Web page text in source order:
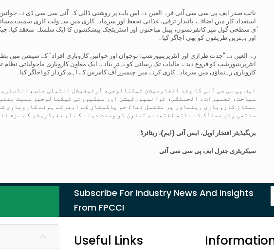
نائب صدر ایف پی سی سی آئی قرۃ العین نے اس بات پر روشنی ڈالی کہ آئی سی سی ڈی نے خواتین اور
استعداد کار میں اضافے، پائیدار ترقی، غذائی تحفظ اور سرمایہ کاری میں سہولت کاری سمیت
ٰی سطحی گول میز کانفرنسوں، پینل مباحثوں اور اسٹریٹجک پیشکشوں کا ایک سلسلہ منعقد کیا،
اور بہترین طریقوں کو بھی اجاگر کیا۔
رۃ العین نے "جدت طرازی اور انٹرپرینیورشپ: نوجوان اور خواتین کاروباری افراد" کے سیشن
انٹرپرینیورشپ کو فروغ دینے، مالیات تک رسائی کو بہتر بنانے، ایک معاون کاروباری ماحولیاتی
کاروباری رہنماؤں میں سرمایہ کاری کرنے میں چیمبرز آف کامرس کے اہم کردار کو اجاگر کیا۔
ایف پی سی سی آئی کا وفد انفارمیشن ٹیکنالوجی، آرٹیفیشل انٹیلی جنس،
سیاحت، تعمیرات، الجسٹکس، ٹرانسپورٹیشن اور سیکیورٹی ٹیکنالوجیز سمیت
ممتاز کاروباری رہنماؤں پر مشتمل تھا؛ جو پاکستان کے ابھرتے ہوئے کاروباری
ساتھی رکن ممالک کے ساتھ اقتصادی تعاون کو وسعت دینے کے لیے فیڈریشن کے عزم
بریگیڈیئر افتخار اوپل، ایس آئی (ایم)، ریٹائرڈ۔
سیکریٹری جنرل ایف پی سی سی آئی
Subscribe For Industry News And Insights
From FPCCI
Useful Links